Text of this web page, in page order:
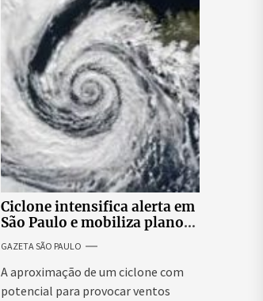
Ciclone intensifica alerta em
São Paulo e mobiliza plano
emergencial para evitar
impactos no fornecimento
de energia
GAZETA SÃO PAULO
A aproximação de um ciclone com
potencial para provocar ventos